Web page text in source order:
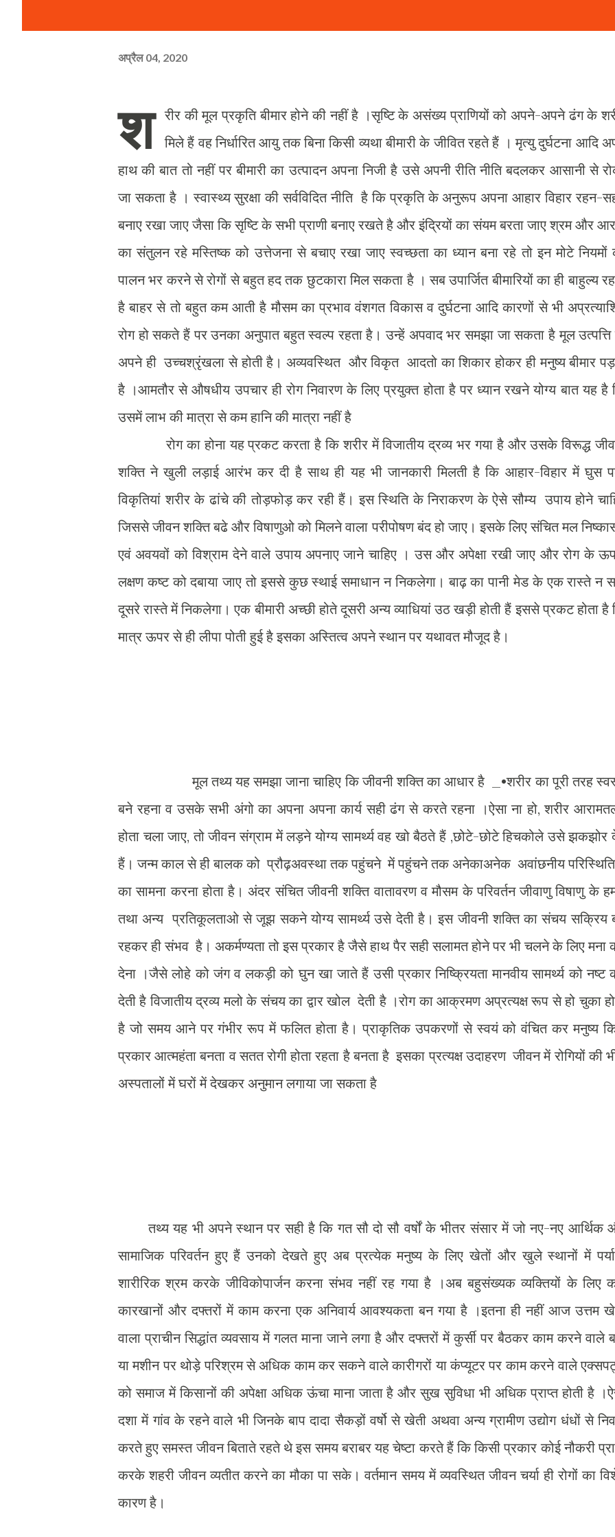
अप्रैल 04, 2020
श
रीर की मूल प्रकृति बीमार होने की नहीं है ।सृष्टि के असंख्य प्राणियों को अपने-अपने ढंग के
मिले हैं वह निर्धारित आयु तक बिना किसी व्यथा बीमारी के जीवित रहते हैं । मृत्यु दुर्घटना आदि
हाथ की बात तो नहीं पर बीमारी का उत्पादन अपना निजी है उसे अपनी रीति नीति बदलकर आसानी से
जा सकता है । स्वास्थ्य सुरक्षा की सर्वविदित नीति है कि प्रकृति के अनुरूप अपना आहार विहार रहन-
बनाए रखा जाए जैसा कि सृष्टि के सभी प्राणी बनाए रखते है और इंद्रियों का संयम बरता जाए श्रम और
का संतुलन रहे मस्तिष्क को उत्तेजना से बचाए रखा जाए स्वच्छता का ध्यान बना रहे तो इन मोटे नियमों
पालन भर करने से रोगों से बहुत हद तक छुटकारा मिल सकता है । सब उपार्जित बीमारियों का ही बाहुल्य
है बाहर से तो बहुत कम आती है मौसम का प्रभाव वंशगत विकास व दुर्घटना आदि कारणों से भी
रोग हो सकते हैं पर उनका अनुपात बहुत स्वल्प रहता है। उन्हें अपवाद भर समझा जा सकता है मूल उत्पत्ति
अपने ही उच्चश्रृंखला से होती है। अव्यवस्थित और विकृत आदतो का शिकार होकर ही मनुष्य बीमार
है ।आमतौर से औषधीय उपचार ही रोग निवारण के लिए प्रयुक्त होता है पर ध्यान रखने योग्य बात यह है
उसमें लाभ की मात्रा से कम हानि की मात्रा नहीं है
रोग का होना यह प्रकट करता है कि शरीर में विजातीय द्रव्य भर गया है और उसके विरूद्ध
शक्ति ने खुली लड़ाई आरंभ कर दी है साथ ही यह भी जानकारी मिलती है कि आहार-विहार में घुस
विकृतियां शरीर के ढांचे की तोड़फोड़ कर रही हैं। इस स्थिति के निराकरण के ऐसे सौम्य उपाय होने
जिससे जीवन शक्ति बढे और विषाणुओ को मिलने वाला परीपोषण बंद हो जाए। इसके लिए संचित मल
एवं अवयवों को विश्राम देने वाले उपाय अपनाए जाने चाहिए । उस और अपेक्षा रखी जाए और रोग के
लक्षण कष्ट को दबाया जाए तो इससे कुछ स्थाई समाधान न निकलेगा। बाढ़ का पानी मेड के एक रास्ते न
दूसरे रास्ते में निकलेगा। एक बीमारी अच्छी होते दूसरी अन्य व्याधियां उठ खड़ी होती हैं इससे प्रकट होता है
मात्र ऊपर से ही लीपा पोती हुई है इसका अस्तित्व अपने स्थान पर यथावत मौजूद है।
मूल तथ्य यह समझा जाना चाहिए कि जीवनी शक्ति का आधार है _•शरीर का पूरी तरह
बने रहना व उसके सभी अंगो का अपना अपना कार्य सही ढंग से करते रहना ।ऐसा ना हो, शरीर
होता चला जाए, तो जीवन संग्राम में लड़ने योग्य सामर्थ्य वह खो बैठते हैं ,छोटे-छोटे हिचकोले उसे झकझोर
हैं। जन्म काल से ही बालक को प्रौढ़अवस्था तक पहुंचने में पहुंचने तक अनेकाअनेक अवांछनीय
का सामना करना होता है। अंदर संचित जीवनी शक्ति वातावरण व मौसम के परिवर्तन जीवाणु विषाणु के
तथा अन्य प्रतिकूलताओ से जूझ सकने योग्य सामर्थ्य उसे देती है। इस जीवनी शक्ति का संचय सक्रिय
रहकर ही संभव है। अकर्मण्यता तो इस प्रकार है जैसे हाथ पैर सही सलामत होने पर भी चलने के लिए मना
देना ।जैसे लोहे को जंग व लकड़ी को घुन खा जाते हैं उसी प्रकार निष्क्रियता मानवीय सामर्थ्य को नष्ट
देती है विजातीय द्रव्य मलो के संचय का द्वार खोल देती है ।रोग का आक्रमण अप्रत्यक्ष रूप से हो चुका
है जो समय आने पर गंभीर रूप में फलित होता है। प्राकृतिक उपकरणों से स्वयं को वंचित कर मनुष्य
प्रकार आत्महंता बनता व सतत रोगी होता रहता है बनता है इसका प्रत्यक्ष उदाहरण जीवन में रोगियों की
अस्पतालों में घरों में देखकर अनुमान लगाया जा सकता है
तथ्य यह भी अपने स्थान पर सही है कि गत सौ दो सौ वर्षों के भीतर संसार में जो नए-नए आर्थिक
सामाजिक परिवर्तन हुए हैं उनको देखते हुए अब प्रत्येक मनुष्य के लिए खेतों और खुले स्थानों में
शारीरिक श्रम करके जीविकोपार्जन करना संभव नहीं रह गया है ।अब बहुसंख्यक व्यक्तियों के लिए
कारखानों और दफ्तरों में काम करना एक अनिवार्य आवश्यकता बन गया है ।इतना ही नहीं आज उत्तम
वाला प्राचीन सिद्धांत व्यवसाय में गलत माना जाने लगा है और दफ्तरों में कुर्सी पर बैठकर काम करने वाले
या मशीन पर थोड़े परिश्रम से अधिक काम कर सकने वाले कारीगरों या कंप्यूटर पर काम करने वाले
को समाज में किसानों की अपेक्षा अधिक ऊंचा माना जाता है और सुख सुविधा भी अधिक प्राप्त होती है
दशा में गांव के रहने वाले भी जिनके बाप दादा सैकड़ों वर्षो से खेती अथवा अन्य ग्रामीण उद्योग धंधों से
करते हुए समस्त जीवन बिताते रहते थे इस समय बराबर यह चेष्टा करते हैं कि किसी प्रकार कोई नौकरी
करके शहरी जीवन व्यतीत करने का मौका पा सके। वर्तमान समय में व्यवस्थित जीवन चर्या ही रोगों का
कारण है।